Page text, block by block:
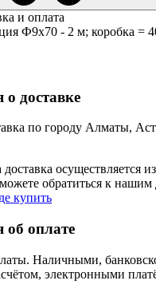
и оплата
Ф9х70 - 2 м; коробка =
доставке
по городу Алматы,
доставка осуществляется
обратиться к нашим
купить
оплате
Наличными,
электронными